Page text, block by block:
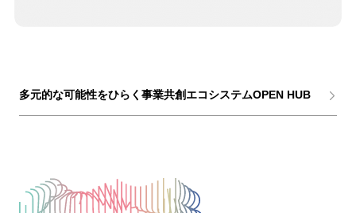
多元的な可能性をひらく事業共創エコシステムOPEN HUB